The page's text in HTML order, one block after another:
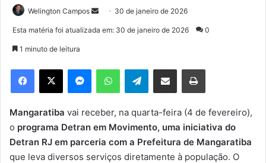
Welington Campos
e
m
e
-
m
a
30 de janeiro de 2026
Esta matéria foi atualizada em: 30 de janeiro de 2026 0
1 minuto de leitura
Telegram
Mangaratiba vai receber, na quarta-feira (4 de fevereiro),
o programa Detran em Movimento, uma iniciativa do
Detran RJ em parceria com a Prefeitura de Mangaratiba
que leva diversos serviços diretamente à população. O